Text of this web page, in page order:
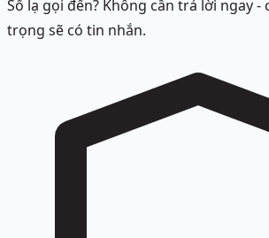
Số lạ gọi đến? Không cần trả lời ngay -
trọng sẽ có tin nhắn.